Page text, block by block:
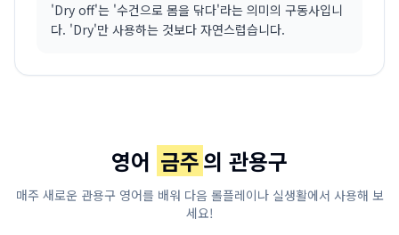
'Dry off'는 '수건으로 몸을 닦다'라는 의미의 구동사입니
다. 'Dry'만 사용하는 것보다 자연스럽습니다.
영어 금주의 관용구
매주 새로운 관용구 영어를 배워 다음 롤플레이나 실생활에서 사용해 보
세요!